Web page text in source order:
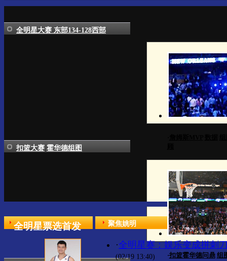
全明星大赛 东部134-128西部
扣篮大赛 霍华德组图
·扣篮霍华德问鼎 组
全明星票选首发 聚焦姚明
·全明星赛：娱乐变成拼刺
(02/19 13:40)